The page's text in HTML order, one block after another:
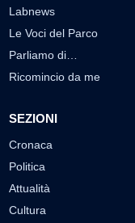
Labnews
Le Voci del Parco
Parliamo di…
Ricomincio da me
SEZIONI
Cronaca
Politica
Attualità
Cultura